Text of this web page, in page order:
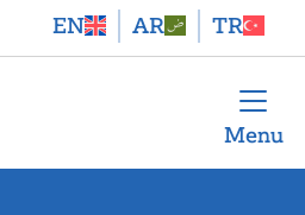
EN AR TR
Menu